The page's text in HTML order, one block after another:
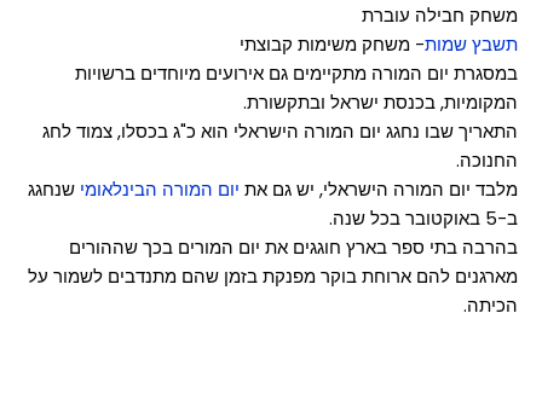
משחק חבילה עוברת
תשבץ שמות- משחק משימות קבוצתי
במסגרת יום המורה מתקיימים גם אירועים מיוחדים ברשויות
המקומיות, בכנסת ישראל ובתקשורת.
התאריך שבו נחגג יום המורה הישראלי הוא כ"ג בכסלו, צמוד לחג
החנוכה.
מלבד יום המורה הישראלי, יש גם את יום המורה הבינלאומי שנחגג
ב-5 באוקטובר בכל שנה.
בהרבה בתי ספר בארץ חוגגים את יום המורים בכך שההורים
מארגנים להם ארוחת בוקר מפנקת בזמן שהם מתנדבים לשמור על
הכיתה.